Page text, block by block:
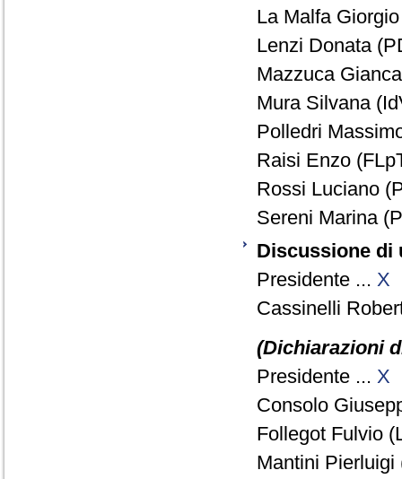
La Malfa
Lenzi Donata
Mazzuca
Mura Silvana
Polledri
Raisi Enzo
Rossi Luciano
Sereni Marina
Discussione di
Presidente ... X
Cassinelli
(Dichiarazioni
Presidente ... X
Consolo
Follegot Fulvio
Mantini